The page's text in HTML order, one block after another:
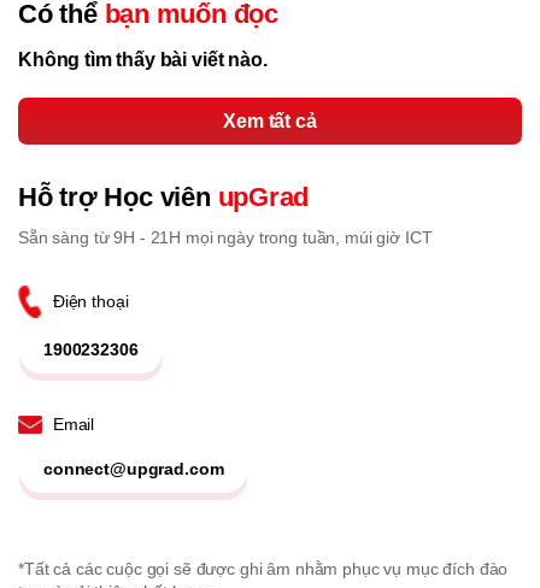
Có thể bạn muốn đọc
Không tìm thấy bài viết nào.
Xem tất cả
Hỗ trợ Học viên upGrad
Sẵn sàng từ 9H - 21H mọi ngày trong tuần, múi giờ ICT
Điện thoại
1900232306
Email
connect@upgrad.com
*Tất cả các cuộc gọi sẽ được ghi âm nhằm phục vụ mục đích đào